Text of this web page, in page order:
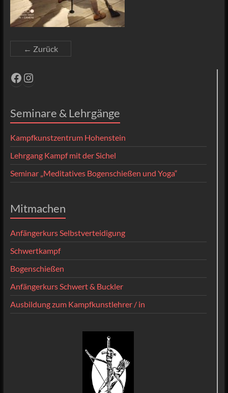
← Zurück
Facebook
Instagram
Seminare & Lehrgänge
Kampfkunstzentrum Hohenstein
Lehrgang Kampf mit der Sichel
Seminar „Meditatives Bogenschießen und Yoga“
Mitmachen
Anfängerkurs Selbstverteidigung
Schwertkampf
Bogenschießen
Anfängerkurs Schwert & Buckler
Ausbildung zum Kampfkunstlehrer / in